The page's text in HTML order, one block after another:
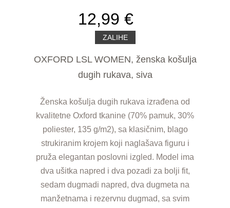
12,99 €
ZALIHE
OXFORD LSL WOMEN, ženska košulja
dugih rukava, siva
Ženska košulja dugih rukava izrađena od
kvalitetne Oxford tkanine (70% pamuk, 30%
poliester, 135 g/m2), sa klasičnim, blago
strukiranim krojem koji naglašava figuru i
pruža elegantan poslovni izgled. Model ima
dva ušitka napred i dva pozadi za bolji fit,
sedam dugmadi napred, dva dugmeta na
manžetnama i rezervnu dugmad, sa svim